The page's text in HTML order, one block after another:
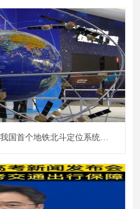
加快城市轨道交通智慧服务 我国首个地铁北斗定位系统开建